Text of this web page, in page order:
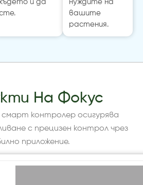
където и да
нуждите на
вашите
растения.
На Фокус
контролер осигурява
с прецизен контрол чрез
приложение.